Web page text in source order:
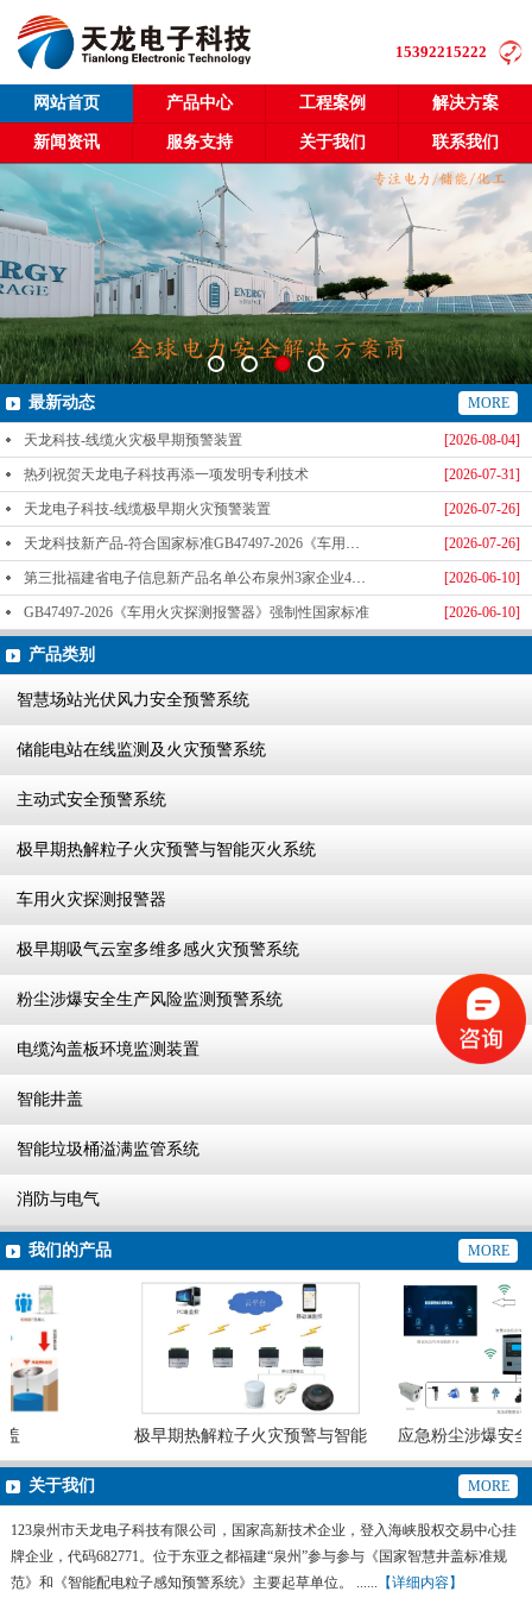
15392215222
网站首页 产品中心 工程案例 解决方案
新闻资讯 服务支持 关于我们 联系我们
最新动态 MORE
[2026-08-04]
天龙科技-线缆火灾极早期预警装置
[2026-07-31]
热列祝贺天龙电子科技再添一项发明专利技术
[2026-07-26]
天龙电子科技-线缆极早期火灾预警装置
[2026-07-26]
天龙科技新产品-符合国家标准GB47497-2026《车用火灾探测报警器》标准发布
[2026-06-10]
第三批福建省电子信息新产品名单公布泉州3家企业4款产品成功入选-泉州天龙科技
[2026-06-10]
GB47497-2026《车用火灾探测报警器》强制性国家标准
产品类别
智慧场站光伏风力安全预警系统
储能电站在线监测及火灾预警系统
主动式安全预警系统
极早期热解粒子火灾预警与智能灭火系统
车用火灾探测报警器
极早期吸气云室多维多感火灾预警系统
粉尘涉爆安全生产风险监测预警系统
电缆沟盖板环境监测装置
智能井盖
智能垃圾桶溢满监管系统
消防与电气
我们的产品 MORE
极早期热解粒子火灾预警与智能
灭火系统
应急粉尘涉爆安全
预警系
关于我们
MORE
123泉州市天龙电子科技有限公司，国家高新技术企业，登入海峡股权交易中心挂
牌企业，代码682771。位于东亚之都福建“泉州”参与参与《国家智慧井盖标准规
范》和《智能配电粒子感知预警系统》主要起草单位。 ...... 【详细内容】